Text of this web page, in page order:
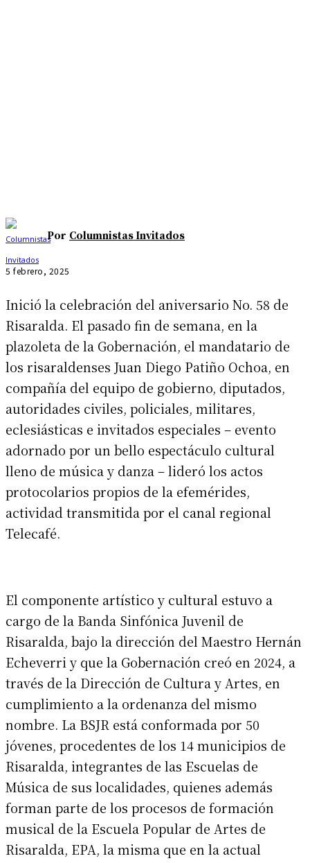
Por Columnistas Invitados
5 febrero, 2025
Inició la celebración del aniversario No. 58 de
Risaralda. El pasado fin de semana, en la
plazoleta de la Gobernación, el mandatario de
los risaraldenses Juan Diego Patiño Ochoa, en
compañía del equipo de gobierno, diputados,
autoridades civiles, policiales, militares,
eclesiásticas e invitados especiales – evento
adornado por un bello espectáculo cultural
lleno de música y danza – lideró los actos
protocolarios propios de la efemérides,
actividad transmitida por el canal regional
Telecafé.
El componente artístico y cultural estuvo a
cargo de la Banda Sinfónica Juvenil de
Risaralda, bajo la dirección del Maestro Hernán
Echeverri y que la Gobernación creó en 2024, a
través de la Dirección de Cultura y Artes, en
cumplimiento a la ordenanza del mismo
nombre. La BSJR está conformada por 50
jóvenes, procedentes de los 14 municipios de
Risaralda, integrantes de las Escuelas de
Música de sus localidades, quienes además
forman parte de los procesos de formación
musical de la Escuela Popular de Artes de
Risaralda, EPA, la misma que en la actual